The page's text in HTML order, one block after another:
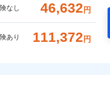
なし 46,632 円
あり 111,372 円